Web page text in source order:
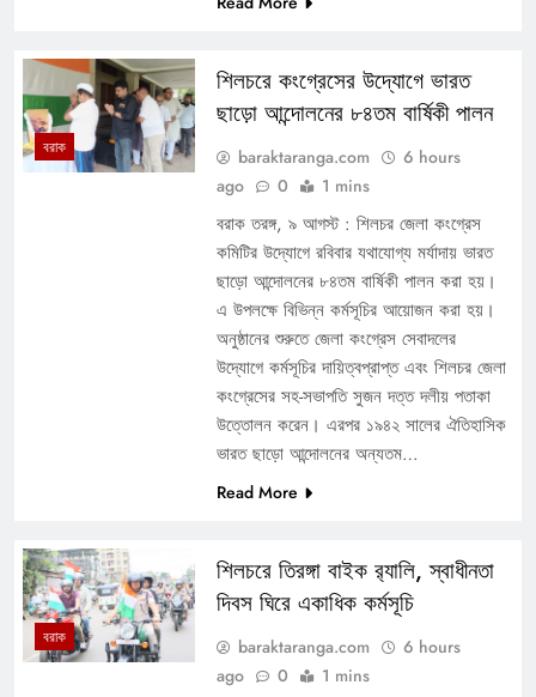
বরাক
শিলচরে কংগ্রেসের উদ্যোগে ভারত
ছাড়ো আন্দোলনের ৮৪তম বার্ষিকী পালন
baraktaranga.com
6 hours
ago
0 1 mins
বরাক তরঙ্গ, ৯ আগস্ট : শিলচর জেলা কংগ্রেস
কমিটির উদ্যোগে রবিবার যথাযোগ্য মর্যাদায় ভারত
ছাড়ো আন্দোলনের ৮৪তম বার্ষিকী পালন করা হয়।
এ উপলক্ষে বিভিন্ন কর্মসূচির আয়োজন করা হয়।
অনুষ্ঠানের শুরুতে জেলা কংগ্রেস সেবাদলের
উদ্যোগে কর্মসূচির দায়িত্বপ্রাপ্ত এবং শিলচর জেলা
কংগ্রেসের সহ-সভাপতি সুজন দত্ত দলীয় পতাকা
উত্তোলন করেন। এরপর ১৯৪২ সালের ঐতিহাসিক
ভারত ছাড়ো আন্দোলনের অন্যতম…
Read More
বরাক
শিলচরে তিরঙ্গা বাইক র‍্যালি, স্বাধীনতা
দিবস ঘিরে একাধিক কর্মসূচি
baraktaranga.com
6 hours
ago
0 1 mins